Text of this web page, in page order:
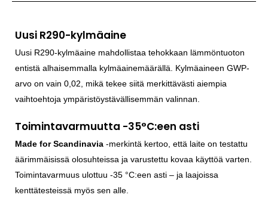
Uusi R290-kylmäaine
Uusi R290-kylmäaine mahdollistaa tehokkaan lämmöntuoton
entistä alhaisemmalla kylmäainemäärällä. Kylmäaineen GWP-
arvo on vain 0,02, mikä tekee siitä merkittävästi aiempia
vaihtoehtoja ympäristöystävällisemmän valinnan.
Toimintavarmuutta -35°C:een asti
Made for Scandinavia -merkintä kertoo, että laite on testattu
äärimmäisissä olosuhteissa ja varustettu kovaa käyttöä varten.
Toimintavarmuus ulottuu -35 °C:een asti – ja laajoissa
kenttätesteissä myös sen alle.